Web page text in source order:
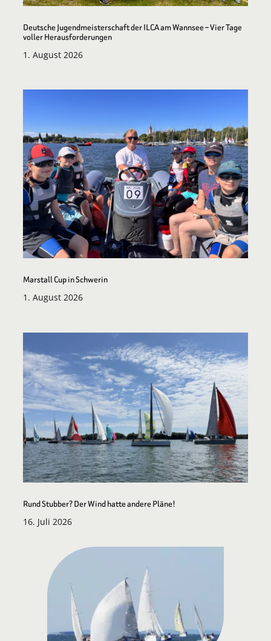
Deutsche Jugendmeisterschaft der ILCA am Wannsee – Vier Tage
voller Herausforderungen
1. August 2026
Marstall Cup in Schwerin
1. August 2026
Rund Stubber? Der Wind hatte andere Pläne!
16. Juli 2026